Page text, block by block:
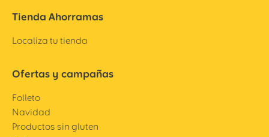
Tienda Ahorramas
Localiza tu tienda
Ofertas y campañas
Folleto
Navidad
Productos sin gluten